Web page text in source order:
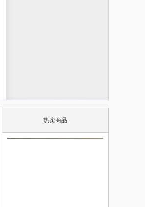
热卖商品